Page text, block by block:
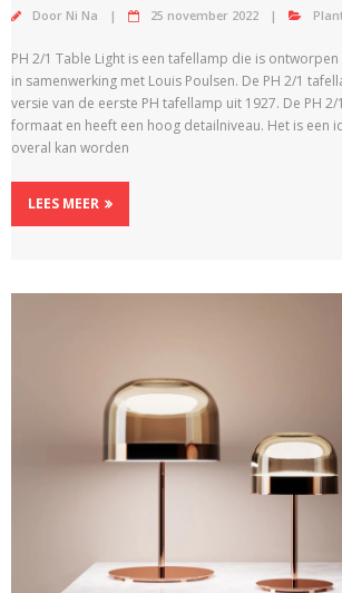
Door Ni Na 25 november 2022
PH 2/1 Table Light is een tafellamp die is
in samenwerking met Louis Poulsen. De PH 2/1
versie van de eerste PH tafellamp uit 1927. De PH
formaat en heeft een hoog detailniveau. Het is een
overal kan worden
LEES MEER